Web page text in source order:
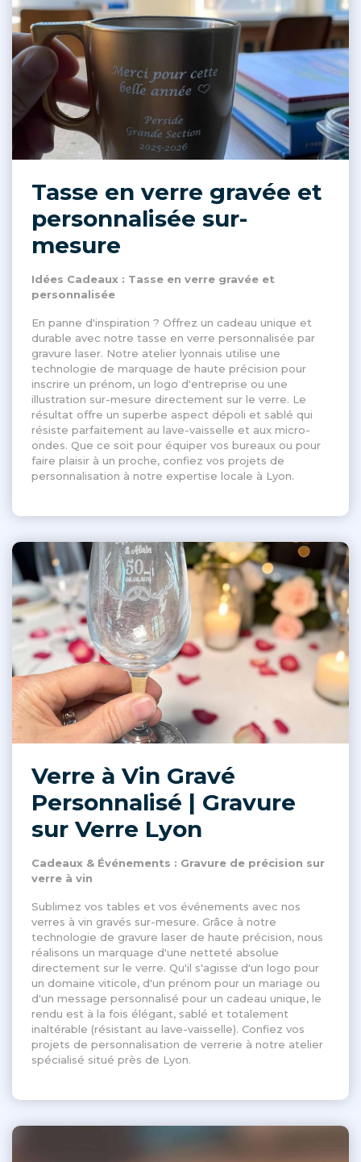
Tasse en verre gravée et
personnalisée sur-
mesure
Idées Cadeaux : Tasse en verre gravée et
personnalisée
En panne d'inspiration ? Offrez un cadeau unique et
durable avec notre tasse en verre personnalisée par
gravure laser. Notre atelier lyonnais utilise une
technologie de marquage de haute précision pour
inscrire un prénom, un logo d'entreprise ou une
illustration sur-mesure directement sur le verre. Le
résultat offre un superbe aspect dépoli et sablé qui
résiste parfaitement au lave-vaisselle et aux micro-
ondes. Que ce soit pour équiper vos bureaux ou pour
faire plaisir à un proche, confiez vos projets de
personnalisation à notre expertise locale à Lyon.
Verre à Vin Gravé
Personnalisé | Gravure
sur Verre Lyon
Cadeaux & Événements : Gravure de précision sur
verre à vin
Sublimez vos tables et vos événements avec nos
verres à vin gravés sur-mesure. Grâce à notre
technologie de gravure laser de haute précision, nous
réalisons un marquage d'une netteté absolue
directement sur le verre. Qu'il s'agisse d'un logo pour
un domaine viticole, d'un prénom pour un mariage ou
d'un message personnalisé pour un cadeau unique, le
rendu est à la fois élégant, sablé et totalement
inaltérable (résistant au lave-vaisselle). Confiez vos
projets de personnalisation de verrerie à notre atelier
spécialisé situé près de Lyon.